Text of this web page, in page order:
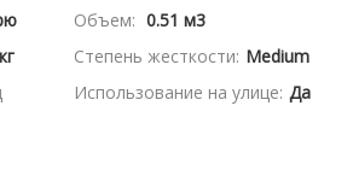
Объем: 0.51 м3
Степень жесткости: Medium
Использование на улице: Да